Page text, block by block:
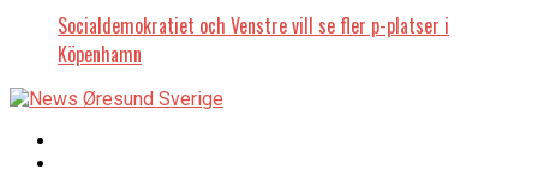
Socialdemokratiet och Venstre vill se fler p-platser i
Köpenhamn